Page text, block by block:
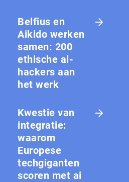
Belfius en
Aikido werken
samen: 200
ethische ai-
hackers aan
het werk
Kwestie van
integratie:
waarom
Europese
techgiganten
scoren met ai